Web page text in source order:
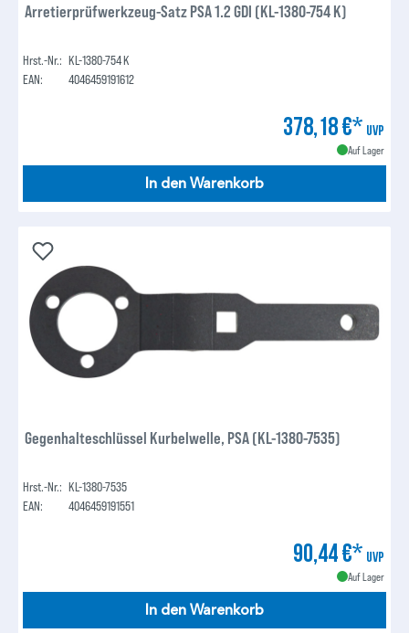
Arretierprüfwerkzeug-Satz PSA 1.2 GDI (KL-1380-754 K)
Hrst.-Nr.: KL-1380-754 K
EAN:
4046459191612
378,18 €* UVP
Auf Lager
In den Warenkorb
Gegenhalteschlüssel Kurbelwelle, PSA (KL-1380-7535)
Hrst.-Nr.: KL-1380-7535
EAN:
4046459191551
90,44 €* UVP
Auf Lager
In den Warenkorb